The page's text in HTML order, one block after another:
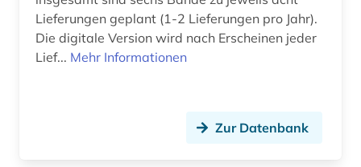
einwanderung (2)
elektroindustrie (1)
elektronische zeitschrift (1)
elektronische zeitung (1)
Lieferungen geplant (1-2 Lieferungen pro Jahr).
Die digitale Version wird nach Erscheinen jeder
Lief... Mehr Informationen
Zur Datenbank